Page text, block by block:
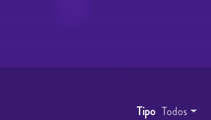
Tipo Todos